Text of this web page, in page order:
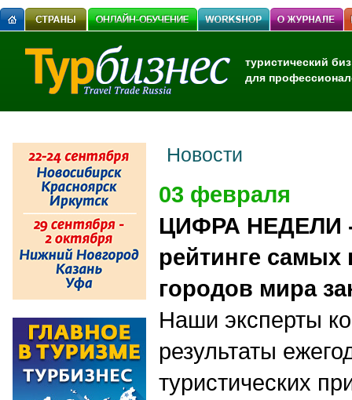
туристический
для
Новости
03 февраля
ЦИФРА НЕДЕЛИ
рейтинге
городов мира
Наши эксперты
результаты
туристических